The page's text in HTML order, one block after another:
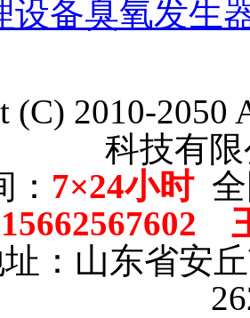
设备臭氧发生
(C) 2010-2050
科技有
7×24小时全
15662567602
址：山东省安